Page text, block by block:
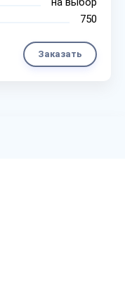
750
Заказать